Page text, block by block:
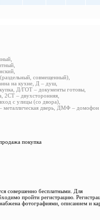
совмещенный),
на кухне, Д – душ,
Д/ГОТ – документы готовы,
2СТ – двухсторонняя,
с улицы (со двора),
дверь, ДМФ – домофон
покупка
совершенно бесплатными. Для
пройти регистрацию.
фотографиями, описанием и